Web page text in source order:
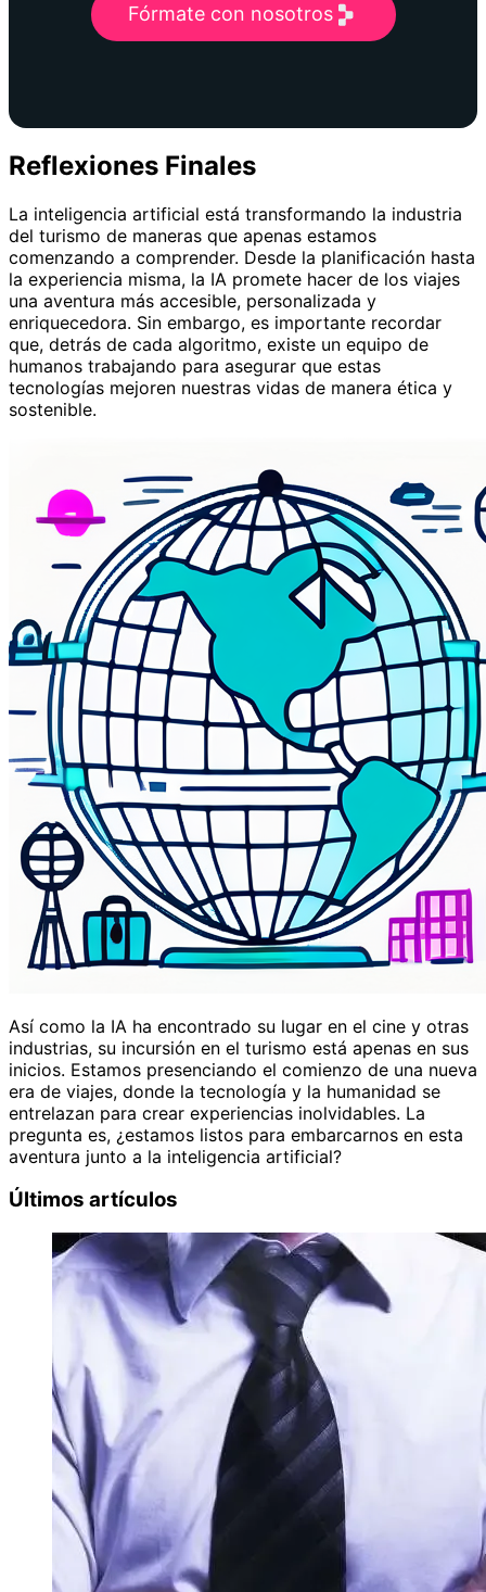
Fórmate con nosotros
Reflexiones Finales
La inteligencia artificial está transformando la industria
del turismo de maneras que apenas estamos
comenzando a comprender. Desde la planificación hasta
la experiencia misma, la IA promete hacer de los viajes
una aventura más accesible, personalizada y
enriquecedora. Sin embargo, es importante recordar
que, detrás de cada algoritmo, existe un equipo de
humanos trabajando para asegurar que estas
tecnologías mejoren nuestras vidas de manera ética y
sostenible.
Así como la IA ha encontrado su lugar en el cine y otras
industrias, su incursión en el turismo está apenas en sus
inicios. Estamos presenciando el comienzo de una nueva
era de viajes, donde la tecnología y la humanidad se
entrelazan para crear experiencias inolvidables. La
pregunta es, ¿estamos listos para embarcarnos en esta
aventura junto a la inteligencia artificial?
Últimos artículos